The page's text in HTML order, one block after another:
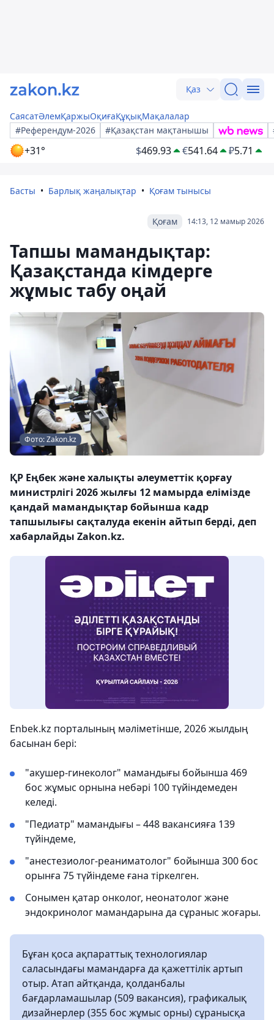
Қаз
СаясатӘлемҚаржыОқиғаҚұқықМақалалар
#Референдум-2026
#Қазақстан мақтанышы
+31° $469.93 €541.64 ₽5.71
Басты Барлық жаңалықтар Қоғам тынысы
14:13, 12 мамыр 2026
Қоғам
Тапшы мамандықтар:
Қазақстанда кімдерге
жұмыс табу оңай
Фото: Zakon.kz
ҚР Еңбек және халықты әлеуметтік қорғау
министрлігі 2026 жылғы 12 мамырда елімізде
қандай мамандықтар бойынша кадр
тапшылығы сақталуда екенін айтып берді, деп
хабарлайды Zakon.kz.
Enbek.kz порталының мәліметінше, 2026 жылдың
басынан бері:
"акушер-гинеколог" мамандығы бойынша 469
бос жұмыс орнына небәрі 100 түйіндемеден
келеді.
"Педиатр" мамандығы – 448 вакансияға 139
түйіндеме,
"анестезиолог-реаниматолог" бойынша 300 бос
орынға 75 түйіндеме ғана тіркелген.
Сонымен қатар онколог, неонатолог және
эндокринолог мамандарына да сұраныс жоғары.
Бұған қоса ақпараттық технологиялар
саласындағы мамандарға да қажеттілік артып
отыр. Атап айтқанда, қолданбалы
бағдарламашылар (509 вакансия), графикалық
дизайнерлер (355 бос жұмыс орны) сұранысқа